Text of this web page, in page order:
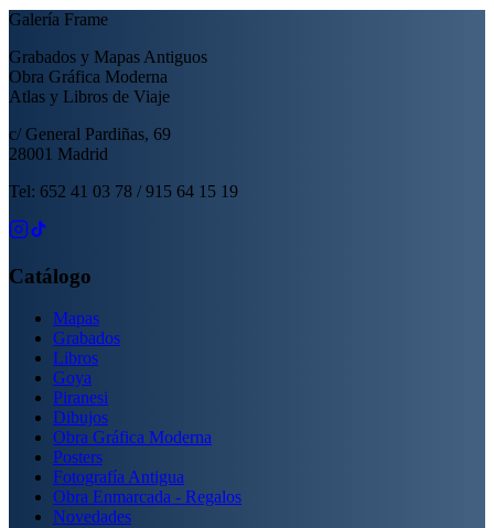
Galería Frame
Grabados y Mapas Antiguos
Obra Gráfica Moderna
Atlas y Libros de Viaje
c/ General Pardiñas, 69
28001 Madrid
Tel: 652 41 03 78 / 915 64 15 19
Catálogo
Mapas
Grabados
Libros
Goya
Piranesi
Dibujos
Obra Gráfica Moderna
Posters
Fotografía Antigua
Obra Enmarcada - Regalos
Novedades